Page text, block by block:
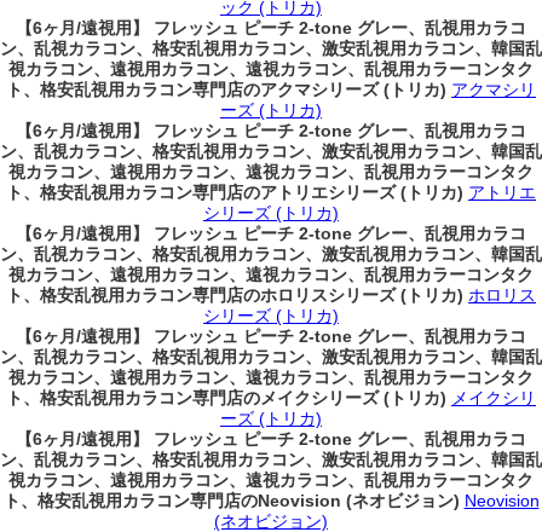
ック (トリカ)
【6ヶ月/遠視用】 フレッシュ ピーチ 2-tone グレー、乱視用カラコ
ン、乱視カラコン、格安乱視用カラコン、激安乱視用カラコン、韓国乱
視カラコン、遠視用カラコン、遠視カラコン、乱視用カラーコンタク
ト、格安乱視用カラコン専門店のアクマシリーズ (トリカ) アクマシリ
ーズ (トリカ)
【6ヶ月/遠視用】 フレッシュ ピーチ 2-tone グレー、乱視用カラコ
ン、乱視カラコン、格安乱視用カラコン、激安乱視用カラコン、韓国乱
視カラコン、遠視用カラコン、遠視カラコン、乱視用カラーコンタク
ト、格安乱視用カラコン専門店のアトリエシリーズ (トリカ) アトリエ
シリーズ (トリカ)
【6ヶ月/遠視用】 フレッシュ ピーチ 2-tone グレー、乱視用カラコ
ン、乱視カラコン、格安乱視用カラコン、激安乱視用カラコン、韓国乱
視カラコン、遠視用カラコン、遠視カラコン、乱視用カラーコンタク
ト、格安乱視用カラコン専門店のホロリスシリーズ (トリカ) ホロリス
シリーズ (トリカ)
【6ヶ月/遠視用】 フレッシュ ピーチ 2-tone グレー、乱視用カラコ
ン、乱視カラコン、格安乱視用カラコン、激安乱視用カラコン、韓国乱
視カラコン、遠視用カラコン、遠視カラコン、乱視用カラーコンタク
ト、格安乱視用カラコン専門店のメイクシリーズ (トリカ) メイクシリ
ーズ (トリカ)
【6ヶ月/遠視用】 フレッシュ ピーチ 2-tone グレー、乱視用カラコ
ン、乱視カラコン、格安乱視用カラコン、激安乱視用カラコン、韓国乱
視カラコン、遠視用カラコン、遠視カラコン、乱視用カラーコンタク
ト、格安乱視用カラコン専門店のNeovision (ネオビジョン) Neovision
(ネオビジョン)